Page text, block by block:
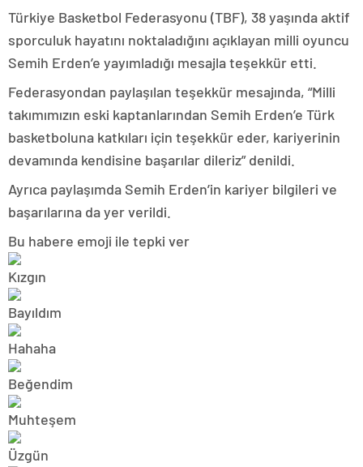
Türkiye Basketbol Federasyonu (TBF), 38 yaşında aktif
sporculuk hayatını noktaladığını açıklayan milli oyuncu
Semih Erden’e yayımladığı mesajla teşekkür etti.
Federasyondan paylaşılan teşekkür mesajında, “Milli
takımımızın eski kaptanlarından Semih Erden’e Türk
basketboluna katkıları için teşekkür eder, kariyerinin
devamında kendisine başarılar dileriz” denildi.
Ayrıca paylaşımda Semih Erden’in kariyer bilgileri ve
başarılarına da yer verildi.
Bu habere emoji ile tepki ver